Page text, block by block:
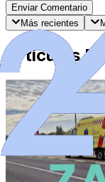
Enviar Comentario
Más recientes
Artículos